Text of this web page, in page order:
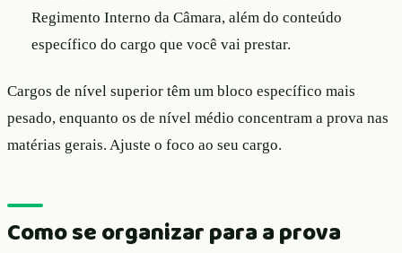
Regimento Interno da Câmara, além do conteúdo
específico do cargo que você vai prestar.
Cargos de nível superior têm um bloco específico mais
pesado, enquanto os de nível médio concentram a prova nas
matérias gerais. Ajuste o foco ao seu cargo.
Como se organizar para a prova